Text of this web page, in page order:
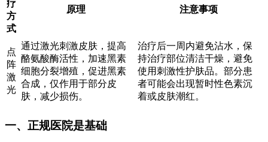
疗
方
式
原理 注意事项
点
阵
激
光
通过激光刺激皮肤，提高
酪氨酸酶活性，加速黑素
细胞分裂增殖，促进黑素
合成，仅作用于部分皮
肤，减少损伤。
治疗后一周内避免沾水，保
持治疗部位清洁干燥，避免
使用刺激性护肤品。部分患
者可能会出现暂时性色素沉
着或皮肤潮红。
一、正规医院是基础